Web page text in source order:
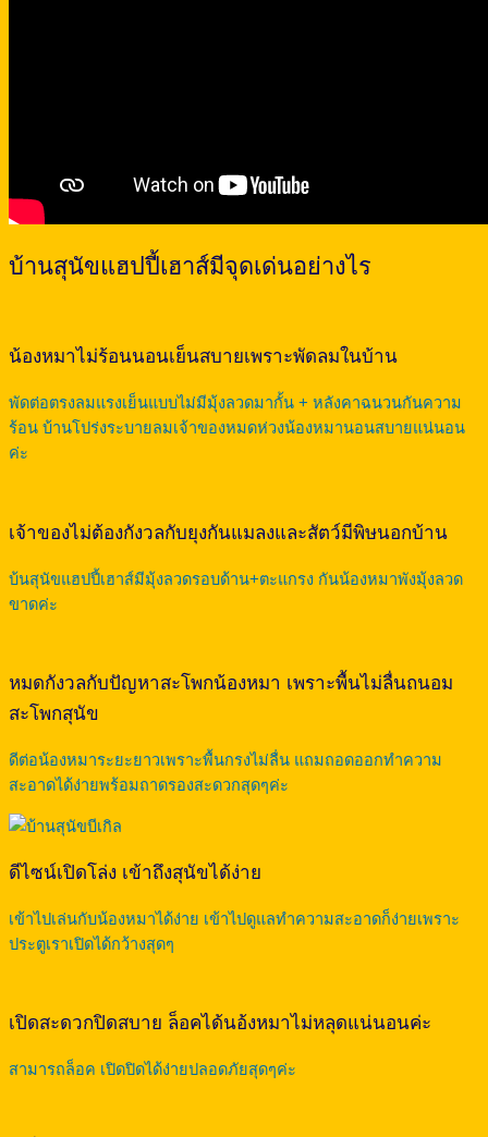
บ้านสุนัขแฮปปี้เฮาส์มีจุดเด่นอย่างไร
น้องหมาไม่ร้อนนอนเย็นสบายเพราะพัดลมในบ้าน
พัดต่อตรงลมแรงเย็นแบบไม่มีมุ้งลวดมากั้น + หลังคาฉนวนกันความ
ร้อน บ้านโปร่งระบายลมเจ้าของหมดห่วงน้องหมานอนสบายแน่นอน
ค่ะ
เจ้าของไม่ต้องกังวลกับยุงกันแมลงและสัตว์มีพิษนอกบ้าน
บ้นสุนัขแฮปปี้เฮาส์มีมุ้งลวดรอบด้าน+ตะแกรง กันน้องหมาพังมุ้งลวด
ขาดค่ะ
หมดกังวลกับปัญหาสะโพกน้องหมา เพราะพื้นไม่ลื่นถนอม
สะโพกสุนัข
ดีต่อน้องหมาระยะยาวเพราะพื้นกรงไม่ลื่น แถมถอดออกทำความ
สะอาดได้ง่ายพร้อมถาดรองสะดวกสุดๆค่ะ
ดีไซน์เปิดโล่ง เข้าถึงสุนัขได้ง่าย
เข้าไปเล่นกับน้องหมาได้ง่าย เข้าไปดูแลทำความสะอาดก็ง่ายเพราะ
ประตูเราเปิดได้กว้างสุดๆ
เปิดสะดวกปิดสบาย ล็อคได้นอ้งหมาไม่หลุดแน่นอนค่ะ
สามารถล็อค เปิดปิดได้ง่ายปลอดภัยสุดๆค่ะ